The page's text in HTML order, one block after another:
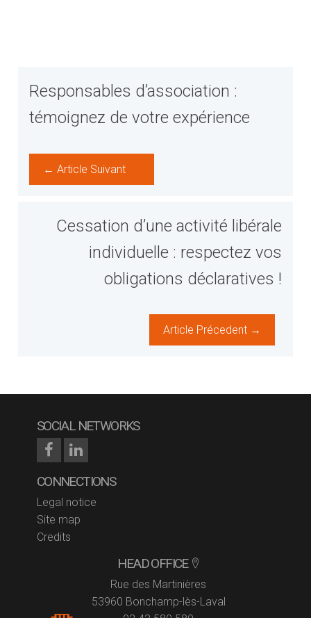
Responsables d’association :
témoignez de votre expérience
← Article Suivant
Cessation d’une activité libérale
individuelle : respectez vos
obligations déclaratives !
Article Précedent →
SOCIAL NETWORKS
CONNECTIONS
Legal notice
Site map
Credits
HEAD OFFICE
Rue des Martinières
53960 Bonchamp-lès-Laval